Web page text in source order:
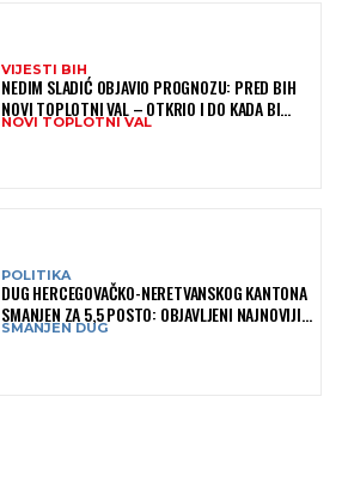
VIJESTI BIH
NEDIM SLADIĆ OBJAVIO PROGNOZU: PRED BIH
NOVI TOPLOTNI VAL – OTKRIO I DO KADA BI
MOGAO TRAJATI
NOVI TOPLOTNI VAL
POLITIKA
DUG HERCEGOVAČKO-NERETVANSKOG KANTONA
SMANJEN ZA 5,5 POSTO: OBJAVLJENI NAJNOVIJI
PODACI MINISTARSTVA FINANSIJA
SMANJEN DUG